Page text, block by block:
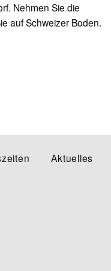
Nehmen Sie die
auf Schweizer Boden.
Aktuelles